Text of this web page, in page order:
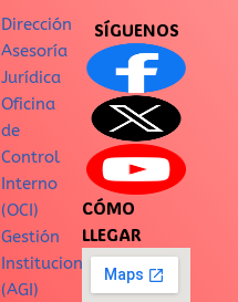
Dirección
Asesoría
Jurídica
Oficina
de
Control
Interno
(OCI)
Gestión
Institucional
(AGI)
SÍGUENOS
CÓMO
LLEGAR